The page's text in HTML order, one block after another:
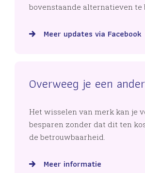
bovenstaande alternatieven te
Meer updates via Facebook
Overweeg je een
Het wisselen van merk kan je
besparen zonder dat dit ten
de betrouwbaarheid.
Meer informatie